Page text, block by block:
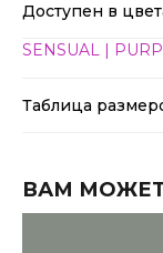
Доступен в
SENSUAL |
Таблица
ВАМ